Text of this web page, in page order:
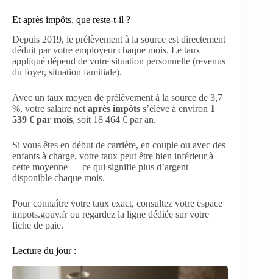
Et après impôts, que reste-t-il ?
Depuis 2019, le prélèvement à la source est directement
déduit par votre employeur chaque mois. Le taux
appliqué dépend de votre situation personnelle (revenus
du foyer, situation familiale).
Avec un taux moyen de prélèvement à la source de 3,7
%, votre salaire netaprès impôts s’élève à environ 1
539 € par mois, soit 18 464 € par an.
Si vous êtes en début de carrière, en couple ou avec des
enfants à charge, votre taux peut être bien inférieur à
cette moyenne — ce qui signifie plus d’argent
disponible chaque mois.
Pour connaître votre taux exact, consultez votre espace
impots.gouv.fr ou regardez la ligne dédiée sur votre
fiche de paie.
Lecture du jour :